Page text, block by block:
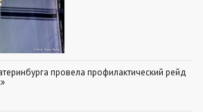
провела профилактический рейд